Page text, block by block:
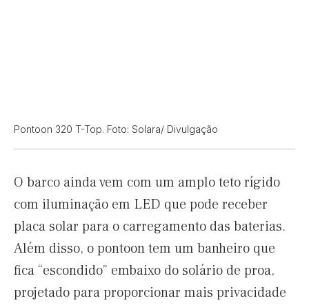
Pontoon 320 T-Top. Foto: Solara/ Divulgação
O barco ainda vem com um amplo teto rígido
com iluminação em LED que pode receber
placa solar para o carregamento das baterias.
Além disso, o pontoon tem um banheiro que
fica “escondido” embaixo do solário de proa,
projetado para proporcionar mais privacidade